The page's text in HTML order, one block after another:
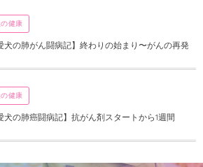
健康
犬の肺がん闘病記】終わりの始まり〜がんの再発
健康
犬の肺癌闘病記】抗がん剤スタートから1週間